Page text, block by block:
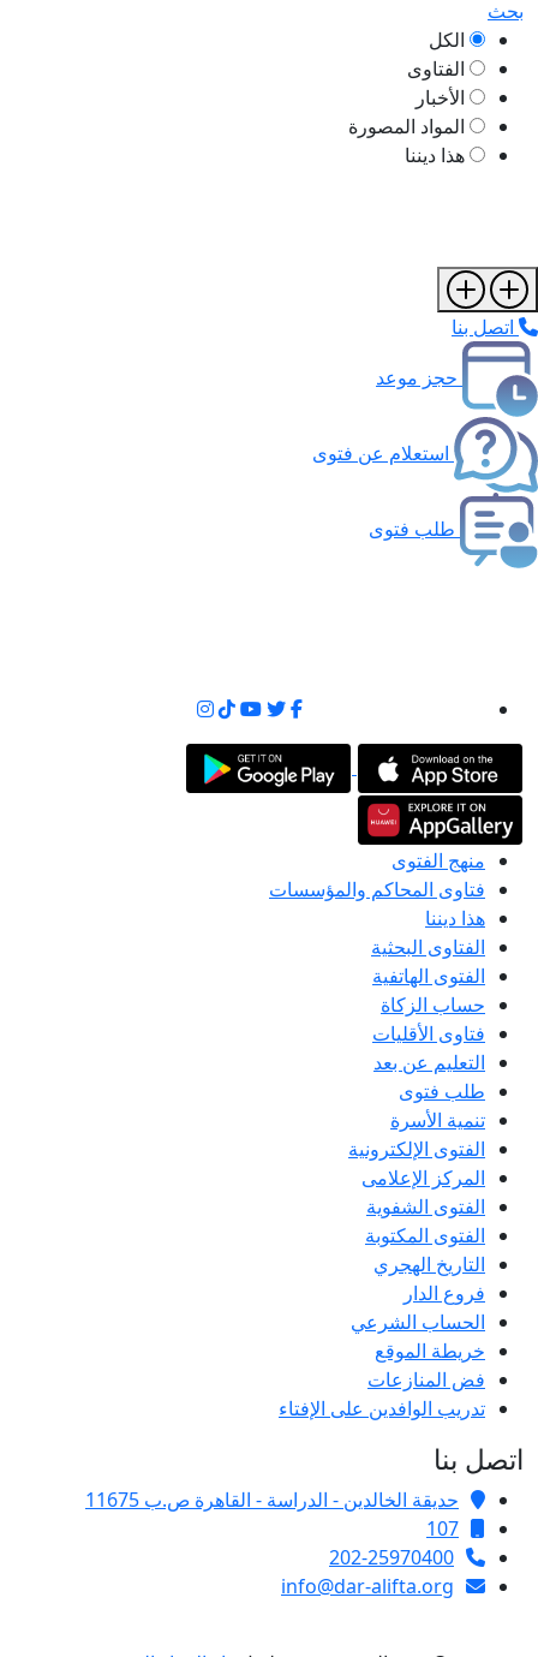
بحث
الكل
الفتاوى
الأخبار
المواد المصورة
هذا ديننا
اتصل بنا
حجز موعد
استعلام عن فتوى
طلب فتوى
منهج الفتوى
فتاوى المحاكم والمؤسسات
هذا ديننا
الفتاوى البحثية
الفتوى الهاتفية
حساب الزكاة
فتاوى الأقليات
التعليم عن بعد
طلب فتوى
تنمية الأسرة
الفتوى الإلكترونية
المركز الإعلامى
الفتوى الشفوية
الفتوى المكتوبة
التاريخ الهجري
فروع الدار
الحساب الشرعي
خريطة الموقع
فض المنازعات
تدريب الوافدين على الإفتاء
اتصل بنا
حديقة الخالدين - الدراسة - القاهرة ص.ب 11675
107
202-25970400
info@dar-alifta.org